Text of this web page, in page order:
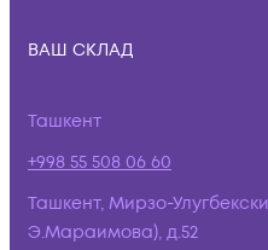
ВАШ СКЛАД
Ташкент
+998 55 508 06 60
Ташкент, Мирзо-
Э.Мараимова), д.52